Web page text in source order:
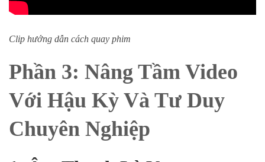
Clip hướng dẫn cách quay phim
Phần 3: Nâng Tầm Video
Với Hậu Kỳ Và Tư Duy
Chuyên Nghiệp